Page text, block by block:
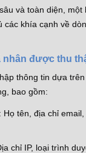
và toàn diện, một
các khía cạnh về
nhân được thu
thông tin dựa
bao gồm:
tên, địa chỉ
chỉ IP, loại trình